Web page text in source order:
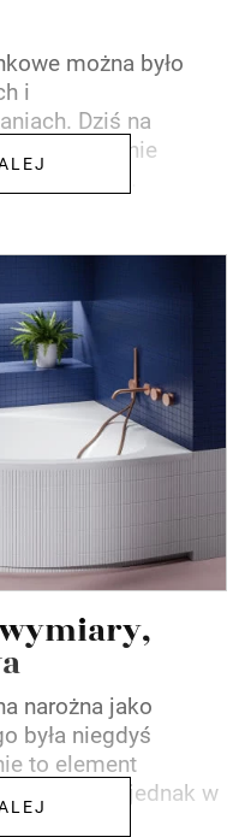
można było
i
Dziś na
powszechnie
o...
narożna jako
była niegdyś
to element
kieszeń, jednak w